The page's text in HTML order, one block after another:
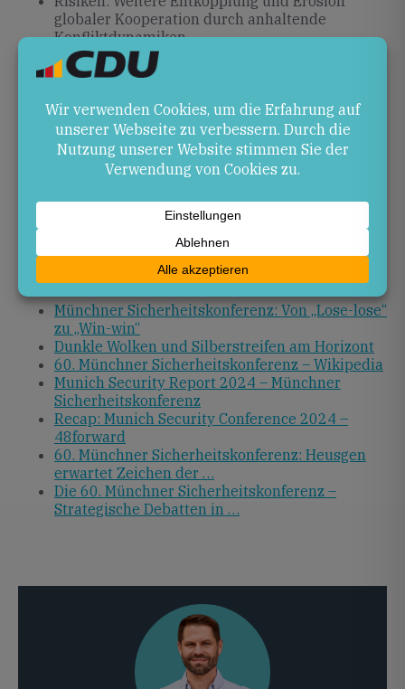
globaler Kooperation durch anhaltende
Konfliktdynamiken.
Ausblick
Um die Risiken des „Lose-Lose“-Szenarios
abzuwenden, werden künftige Konferenzen den
Fokus auf konkrete Schritte zur Friedenssicherung
und auf eine Balance zwischen nationalen Interessen
und gemeinsamer Sicherheit legen. Die MSC bleibt
dafür das zentrale internationale Forum.
Quellen
Münchner Sicherheitskonferenz: Von „Lose-lose“
zu „Win-win“
Dunkle Wolken und Silberstreifen am Horizont
60. Münchner Sicherheitskonferenz – Wikipedia
Munich Security Report 2024 – Münchner
Sicherheitskonferenz
Recap: Munich Security Conference 2024 –
48forward
60. Münchner Sicherheitskonferenz: Heusgen
erwartet Zeichen der …
Die 60. Münchner Sicherheitskonferenz –
Strategische Debatten in …